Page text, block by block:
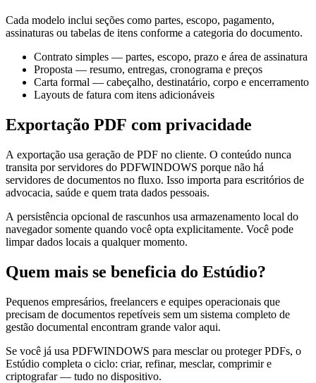
Cada modelo inclui seções como partes, escopo, pagamento,
assinaturas ou tabelas de itens conforme a categoria do documento.
Contrato simples — partes, escopo, prazo e área de assinatura
Proposta — resumo, entregas, cronograma e preços
Carta formal — cabeçalho, destinatário, corpo e encerramento
Layouts de fatura com itens adicionáveis
Exportação PDF com privacidade
A exportação usa geração de PDF no cliente. O conteúdo nunca
transita por servidores do PDFWINDOWS porque não há
servidores de documentos no fluxo. Isso importa para escritórios de
advocacia, saúde e quem trata dados pessoais.
A persistência opcional de rascunhos usa armazenamento local do
navegador somente quando você opta explicitamente. Você pode
limpar dados locais a qualquer momento.
Quem mais se beneficia do Estúdio?
Pequenos empresários, freelancers e equipes operacionais que
precisam de documentos repetíveis sem um sistema completo de
gestão documental encontram grande valor aqui.
Se você já usa PDFWINDOWS para mesclar ou proteger PDFs, o
Estúdio completa o ciclo: criar, refinar, mesclar, comprimir e
criptografar — tudo no dispositivo.